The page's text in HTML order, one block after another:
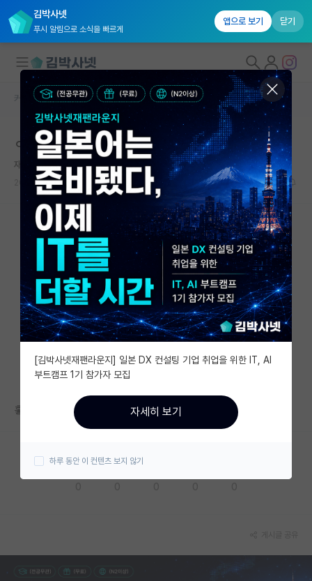
김박사넷
푸시 알림으로 소식을 빠르게
앱으로 보기 닫기
대학원생 모집
국내대학원 정보
연구실&오픈랩
커뮤니티
커뮤니티 홈
전체글보기
베스트 게시판
IF 명예의전당
자유 게시판(아무개랩)
미국 유학 게시판
미국 대학원 합격 후기 게시판
대학원생 모집 게시판
연구실(PI) 홍보 게시판
커뮤니티 홈 자유 게시판(아무개랩)
ㅇㄹ
재빠른 앨런 튜링
2024.06.13 0 1023
홓
[김박사넷재팬라운지] 일본 DX 컨설팅 기업 취업을 위한 IT, AI
부트캠프 1기 참가자 모집
자세히 보기
하루 동안 이 컨텐츠 보지 않기